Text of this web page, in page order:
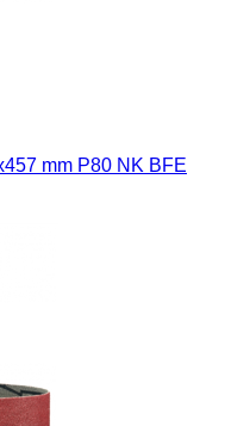
mm P80 NK BFE